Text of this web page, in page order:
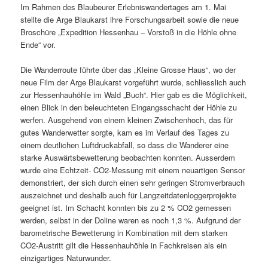
Im Rahmen des Blaubeurer Erlebniswandertages am 1. Mai
stellte die Arge Blaukarst ihre Forschungsarbeit sowie die neue
Broschüre „Expedition Hessenhau – Vorstoß in die Höhle ohne
Ende“ vor.
Die Wanderroute führte über das „Kleine Grosse Haus“, wo der
neue Film der Arge Blaukarst vorgeführt wurde, schliesslich auch
zur Hessenhauhöhle im Wald „Buch“. Hier gab es die Möglichkeit,
einen Blick in den beleuchteten Eingangsschacht der Höhle zu
werfen. Ausgehend von einem kleinen Zwischenhoch, das für
gutes Wanderwetter sorgte, kam es im Verlauf des Tages zu
einem deutlichen Luftdruckabfall, so dass die Wanderer eine
starke Auswärtsbewetterung beobachten konnten. Ausserdem
wurde eine Echtzeit- CO2-Messung mit einem neuartigen Sensor
demonstriert, der sich durch einen sehr geringen Stromverbrauch
auszeichnet und deshalb auch für Langzeitdatenloggerprojekte
geeignet ist. Im Schacht konnten bis zu 2 % CO2 gemessen
werden, selbst in der Doline waren es noch 1,3 %. Aufgrund der
barometrische Bewetterung in Kombination mit dem starken
CO2-Austritt gilt die Hessenhauhöhle in Fachkreisen als ein
einzigartiges Naturwunder.